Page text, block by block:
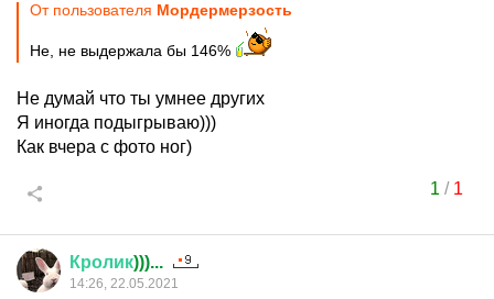
От пользователя Мордермерзость
Не, не выдержала бы 146%
Не думай что ты умнее других
Я иногда подыгрываю)))
Как вчера с фото ног)
1 / 1
Кролик)))...
14:26, 22.05.2021